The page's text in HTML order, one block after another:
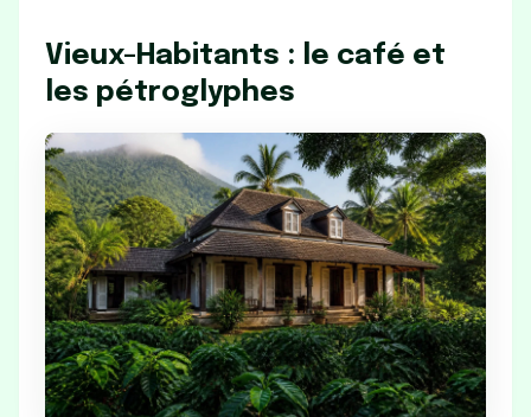
Vieux-Habitants : le café et
les pétroglyphes